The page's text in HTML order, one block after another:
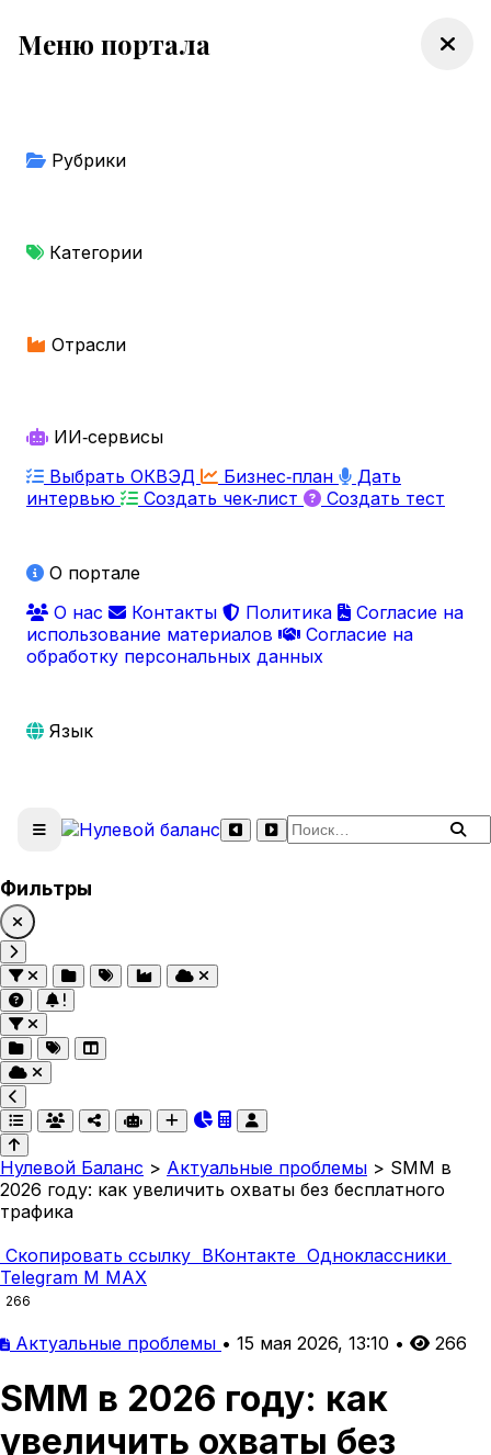
Меню портала
Рубрики
Категории
Отрасли
ИИ‑сервисы
Выбрать ОКВЭД
Бизнес‑план
Дать
интервью
Создать чек‑лист Создать тест
О портале
О нас
Контакты Политика
Согласие на
использование материалов
Согласие на
обработку персональных данных
Язык
Поиск по сайту
Фильтры
Нулевой Баланс > Актуальные проблемы > SMM в
2026 году: как увеличить охваты без бесплатного
трафика
Скопировать ссылку ВКонтакте Одноклассники
Telegram M MAX
266
Актуальные проблемы • 15 мая 2026, 13:10 • 266
SMM в 2026 году: как
увеличить охваты без